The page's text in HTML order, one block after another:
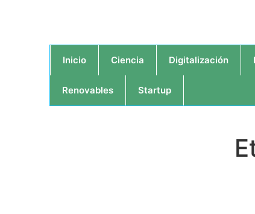
Inicio Ciencia Digitalización
Renovables Startup